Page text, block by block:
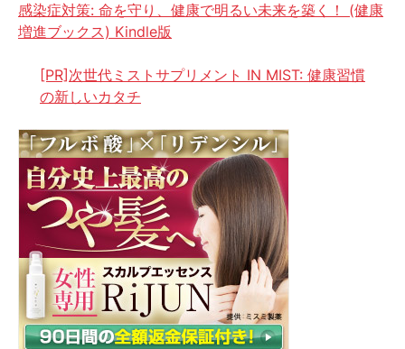
感染症対策: 命を守り、健康で明るい未来を築く！ (健康
増進ブックス) Kindle版
[PR]次世代ミストサプリメント IN MIST: 健康習慣
の新しいカタチ